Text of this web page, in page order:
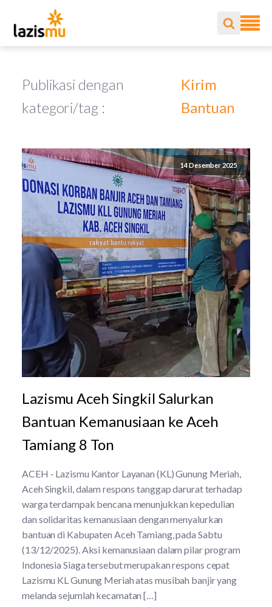
Publikasi dengan
kategori/tag :
Kirim
Bantuan
14 Desember 2025
Lazismu Aceh Singkil Salurkan
Bantuan Kemanusiaan ke Aceh
Tamiang 8 Ton
ACEH - Lazismu Kantor Layanan (KL) Gunung Meriah,
Aceh Singkil, dalam respons tanggap darurat terhadap
warga terdampak bencana menunjukkan kepedulian
dan solidaritas kemanusiaan dengan menyalurkan
bantuan di Kabupaten Aceh Tamiang, pada Sabtu
(13/12/2025). Aksi kemanusiaan dalam pilar program
Indonesia Siaga tersebut merupakan respons cepat
Lazismu KL Gunung Meriah atas musibah banjir yang
melanda sejumlah kecamatan […]